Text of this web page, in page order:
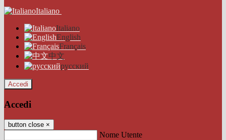
Italiano
Italiano
English
Français
中文
русский
Accedi
Accedi
button close ×
Nome Utente